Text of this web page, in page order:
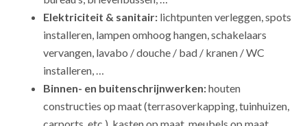
Elektriciteit & sanitair: lichtpunten verleggen, spots
installeren, lampen omhoog hangen, schakelaars
vervangen, lavabo / douche / bad / kranen / WC
installeren, …
Binnen- en buitenschrijnwerken:houten
constructies op maat (terrasoverkapping, tuinhuizen,